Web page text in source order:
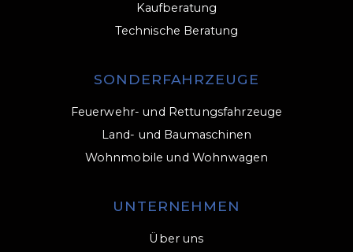
Kaufberatung
Technische Beratung
SONDERFAHRZEUGE
Feuerwehr- und Rettungsfahrzeuge
Land- und Baumaschinen
Wohnmobile und Wohnwagen
UNTERNEHMEN
Über uns